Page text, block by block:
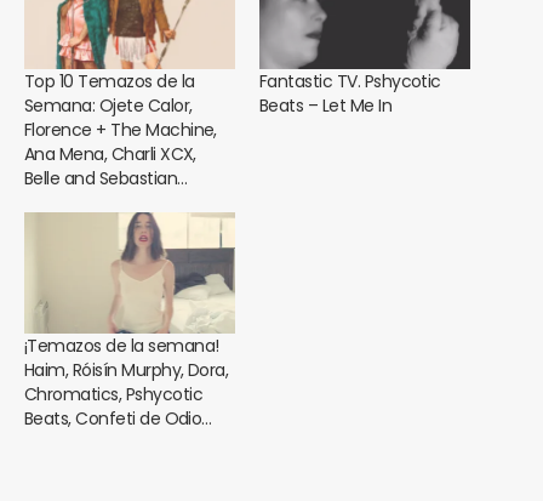
Top 10 Temazos de la
Semana: Ojete Calor,
Florence + The Machine,
Ana Mena, Charli XCX,
Belle and Sebastian…
Fantastic TV. Pshycotic
Beats – Let Me In
¡Temazos de la semana!
Haim, Róisín Murphy, Dora,
Chromatics, Pshycotic
Beats, Confeti de Odio…